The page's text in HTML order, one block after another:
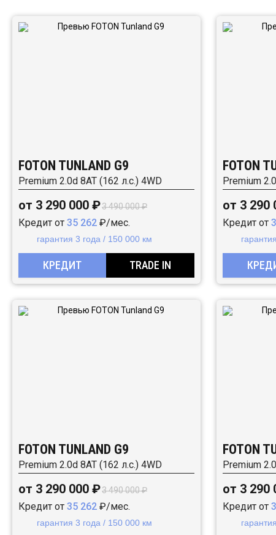
FOTON TUNLAND G9
Premium 2.0d 8AT (162 л.с.) 4WD
от 3 290 000 ₽3 490 000 ₽
Кредит от 35 262 ₽/мес.
гарантия 3 года / 150 000 км
КРЕДИТ TRADE IN
FOTON
Premium
от 3 290
Кредит от
FOTON TUNLAND G9
Premium 2.0d 8AT (162 л.с.) 4WD
от 3 290 000 ₽3 490 000 ₽
Кредит от 35 262 ₽/мес.
гарантия 3 года / 150 000 км
FOTON
Premium
от 3 290
Кредит от